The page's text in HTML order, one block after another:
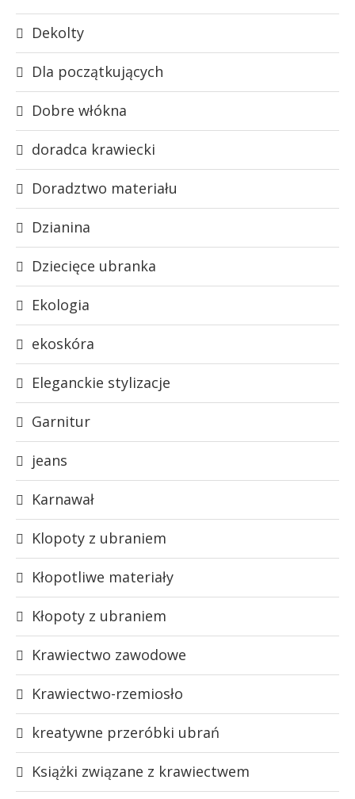
Dekolty
Dla początkujących
Dobre włókna
doradca krawiecki
Doradztwo materiału
Dzianina
Dziecięce ubranka
Ekologia
ekoskóra
Eleganckie stylizacje
Garnitur
jeans
Karnawał
Klopoty z ubraniem
Kłopotliwe materiały
Kłopoty z ubraniem
Krawiectwo zawodowe
Krawiectwo-rzemiosło
kreatywne przeróbki ubrań
Książki związane z krawiectwem